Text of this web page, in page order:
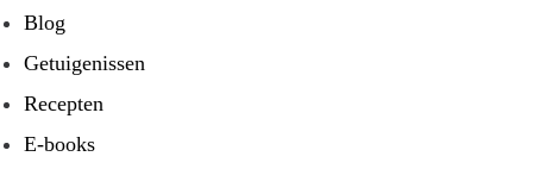
Blog
Getuigenissen
Recepten
E-books